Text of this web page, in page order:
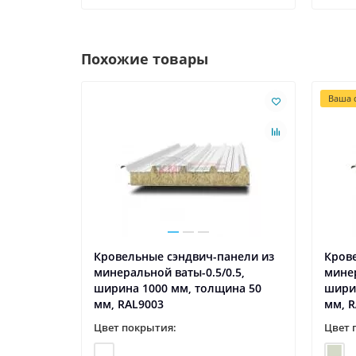
Похожие товары
Кровельные сэндвич-панели из
минеральной ваты-0.5/0.5,
ширина 1000 мм, толщина 50
мм, RAL9003
Цвет покрытия:
Ваша
мм,
Цвет